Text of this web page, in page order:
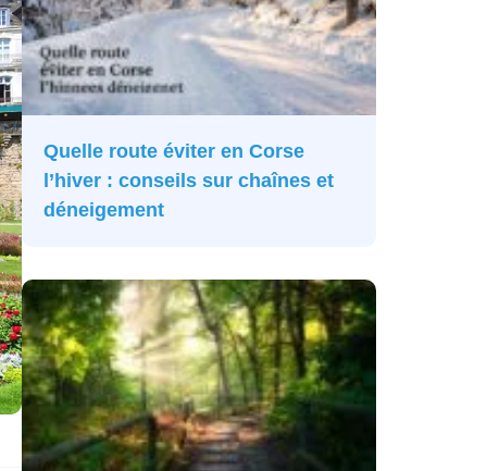
Quelle route éviter en Corse
l’hiver : conseils sur chaînes et
déneigement